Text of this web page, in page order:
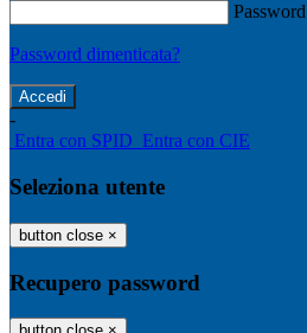
Password
Password dimenticata?
-
Entra con SPID Entra con CIE
Seleziona utente
button close ×
Recupero password